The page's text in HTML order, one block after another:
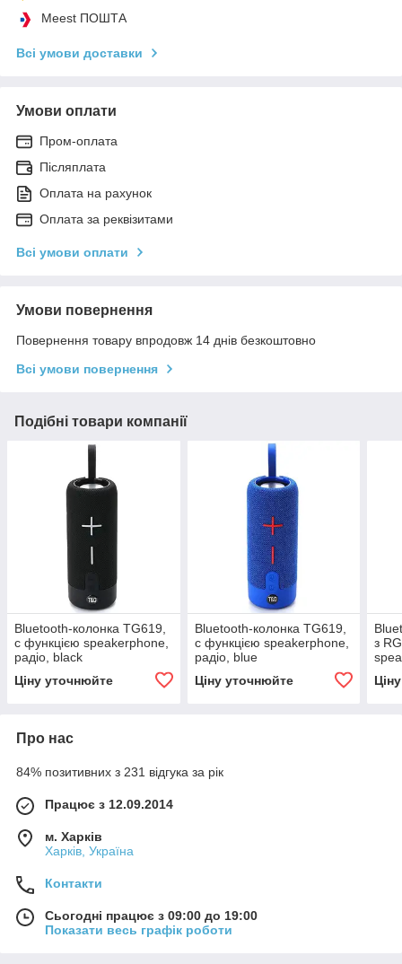
Meest ПОШТА
Всі умови доставки
Умови оплати
Пром-оплата
Післяплата
Оплата на рахунок
Оплата за реквізитами
Всі умови оплати
Умови повернення
Повернення товару впродовж 14 днів безкоштовно
Всі умови повернення
Подібні товари компанії
Bluetooth-колонка TG619,
c функцією speakerphone,
радіо, black
Ціну уточнюйте
Bluetooth-колонка TG619,
c функцією speakerphone,
радіо, blue
Ціну уточнюйте
з
Про нас
84% позитивних з 231 відгука за рік
Працює з 12.09.2014
м. Харків
Харків, Україна
Контакти
Сьогодні працює з 09:00 до 19:00
Показати весь графік роботи